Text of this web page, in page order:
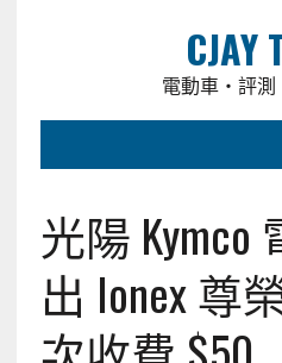
CJAY
電動車・評
光陽
出 Ionex 尊